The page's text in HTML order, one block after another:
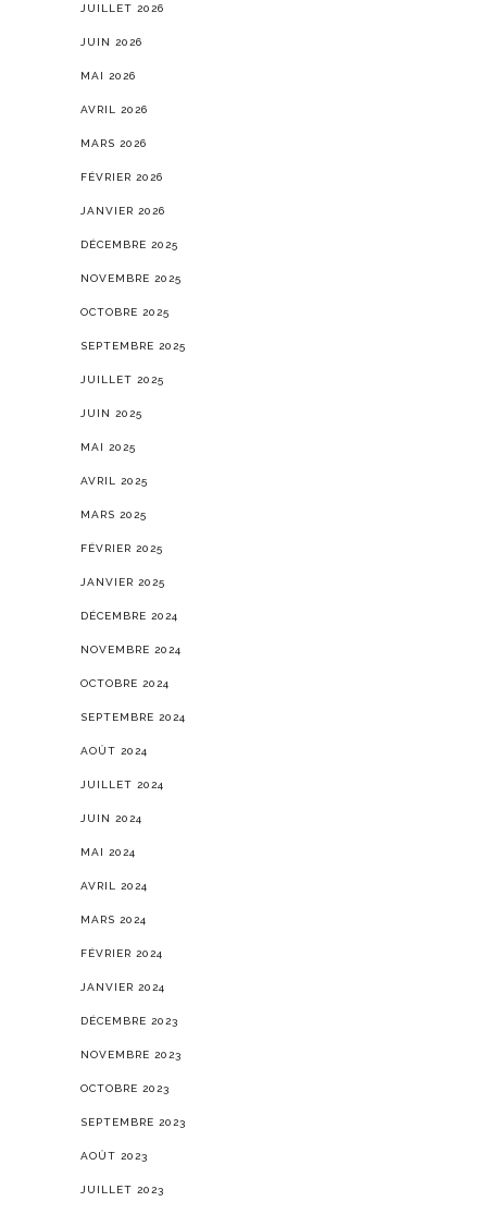
JUILLET 2026
JUIN 2026
MAI 2026
AVRIL 2026
MARS 2026
FÉVRIER 2026
JANVIER 2026
DÉCEMBRE 2025
NOVEMBRE 2025
OCTOBRE 2025
SEPTEMBRE 2025
JUILLET 2025
JUIN 2025
MAI 2025
AVRIL 2025
MARS 2025
FÉVRIER 2025
JANVIER 2025
DÉCEMBRE 2024
NOVEMBRE 2024
OCTOBRE 2024
SEPTEMBRE 2024
AOÛT 2024
JUILLET 2024
JUIN 2024
MAI 2024
AVRIL 2024
MARS 2024
FÉVRIER 2024
JANVIER 2024
DÉCEMBRE 2023
NOVEMBRE 2023
OCTOBRE 2023
SEPTEMBRE 2023
AOÛT 2023
JUILLET 2023